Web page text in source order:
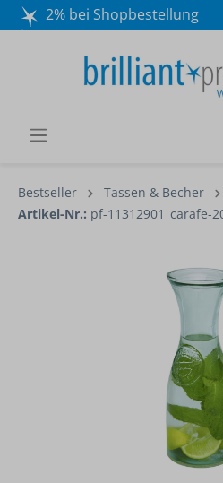
2% bei Shopbestellung
Wir beraten Sie gerne:
Bestseller Tassen & Becher
Artikel-Nr.: pf-11312901_carafe-